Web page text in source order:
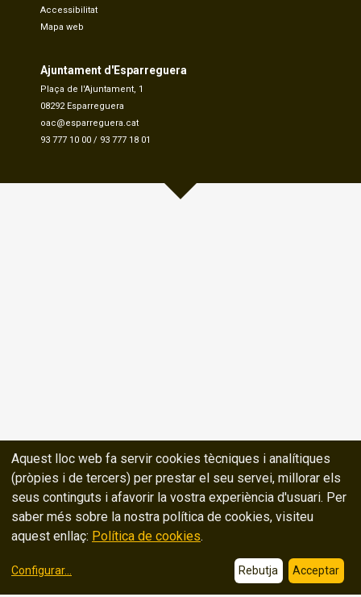
Accessibilitat
Mapa web
Ajuntament d'Esparreguera
Plaça de l'Ajuntament, 1
08292 Esparreguera
oac@esparreguera.cat
93 777 10 00 / 93 777 18 01
Aquest lloc web fa servir cookies tècniques i analítiques
(pròpies i de tercers) per prestar el seu servei, millorar els
seus continguts i afavorir la vostra experiència d'usuari. Per
saber més sobre la nostra política de cookies, visiteu
aquest enllaç: Política de cookies.
Configurar... Rebutja Acceptar